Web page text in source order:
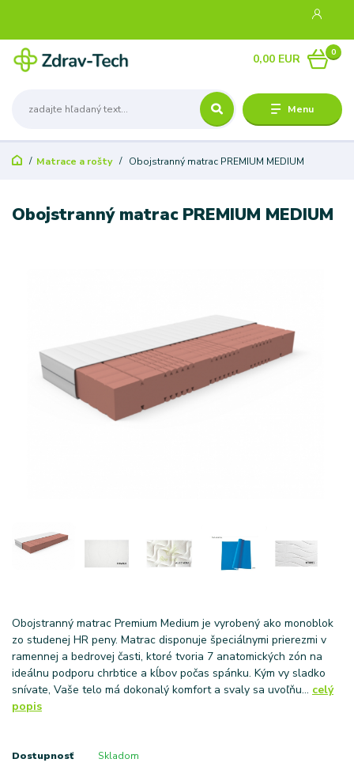
Menu
0
0,00 EUR
Matrace a rošty Obojstranný matrac PREMIUM MEDIUM
Obojstranný matrac PREMIUM MEDIUM
Obojstranný matrac Premium Medium je vyrobený ako monoblok
zo studenej HR peny. Matrac disponuje špeciálnymi prierezmi v
ramennej a bedrovej časti, ktoré tvoria 7 anatomických zón na
ideálnu podporu chrbtice a kĺbov počas spánku. Kým vy sladko
snívate, Vaše telo má dokonalý komfort a svaly sa uvoľňu... celý
popis
Dostupnosť Skladom